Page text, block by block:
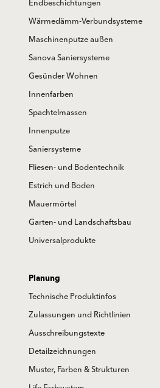
Endbeschichtungen
Wärmedämm-Verbundsysteme
Maschinenputze außen
Sanova Saniersysteme
Gesünder Wohnen
Innenfarben
Spachtelmassen
Innenputze
Saniersysteme
Fliesen- und Bodentechnik
Estrich und Boden
Mauermörtel
Garten- und Landschaftsbau
Universalprodukte
Planung
Technische Produktinfos
Zulassungen und Richtlinien
Ausschreibungstexte
Detailzeichnungen
Muster, Farben & Strukturen